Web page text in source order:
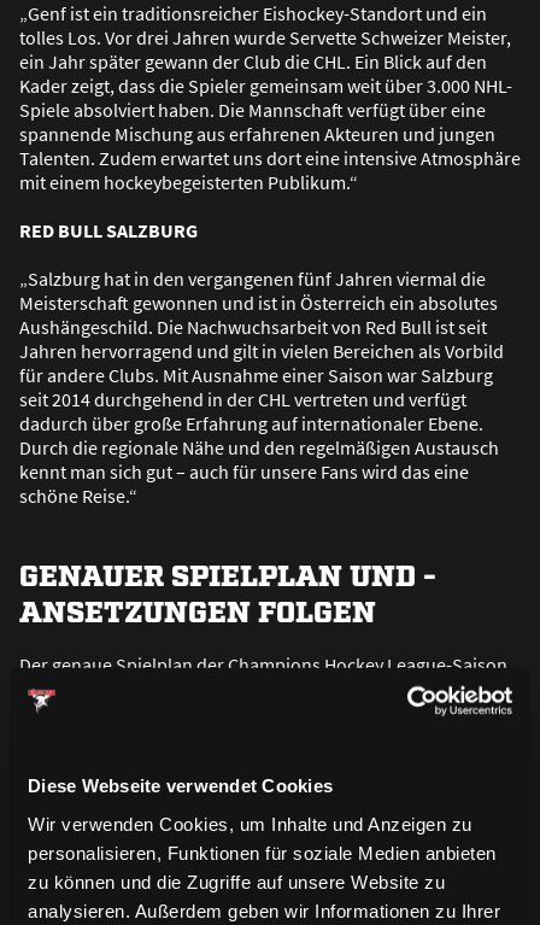
Diese Webseite verwendet Cookies
Wir verwenden Cookies, um Inhalte und Anzeigen zu
personalisieren, Funktionen für soziale Medien anbieten
zu können und die Zugriffe auf unsere Website zu
analysieren. Außerdem geben wir Informationen zu Ihrer
„Genf ist ein traditionsreicher Eishockey-Standort und ein
tolles Los. Vor drei Jahren wurde Servette Schweizer Meister,
ein Jahr später gewann der Club die CHL. Ein Blick auf den
Kader zeigt, dass die Spieler gemeinsam weit über 3.000 NHL-
Spiele absolviert haben. Die Mannschaft verfügt über eine
spannende Mischung aus erfahrenen Akteuren und jungen
Talenten. Zudem erwartet uns dort eine intensive Atmosphäre
mit einem hockeybegeisterten Publikum.“
RED BULL SALZBURG
„Salzburg hat in den vergangenen fünf Jahren viermal die
Meisterschaft gewonnen und ist in Österreich ein absolutes
Aushängeschild. Die Nachwuchsarbeit von Red Bull ist seit
Jahren hervorragend und gilt in vielen Bereichen als Vorbild
für andere Clubs. Mit Ausnahme einer Saison war Salzburg
seit 2014 durchgehend in der CHL vertreten und verfügt
dadurch über große Erfahrung auf internationaler Ebene.
Durch die regionale Nähe und den regelmäßigen Austausch
kennt man sich gut – auch für unsere Fans wird das eine
schöne Reise.“
GENAUER SPIELPLAN UND -
ANSETZUNGEN FOLGEN
Der genaue Spielplan der Champions Hockey League-Saison
2026/27 wird im Juni veröffentlicht. Sobald die Partien
terminiert sind, informieren wir euch auf unseren Kanälen
Champions Hockey League Saison 2026/2027